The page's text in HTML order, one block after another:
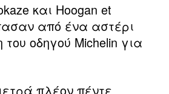
και Hoogan et
από ένα αστέρι
οδηγού Michelin για
πλέον πέντε